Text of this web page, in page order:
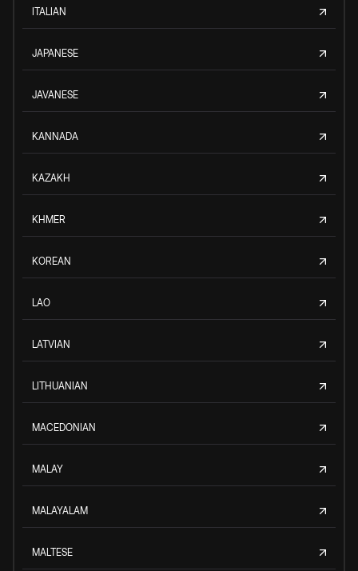
ITALIAN
JAPANESE
JAVANESE
KANNADA
KAZAKH
KHMER
KOREAN
LAO
LATVIAN
LITHUANIAN
MACEDONIAN
MALAY
MALAYALAM
MALTESE